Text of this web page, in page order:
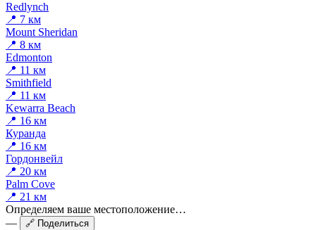
Redlynch
📍 7 км
Mount Sheridan
📍 8 км
Edmonton
📍 11 км
Smithfield
📍 11 км
Kewarra Beach
📍 16 км
Куранда
📍 16 км
Гордонвейл
📍 20 км
Palm Cove
📍 21 км
Определяем ваше местоположение…
—
🔗 Поделиться